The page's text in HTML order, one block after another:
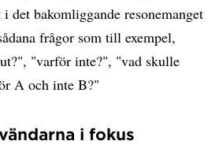
bakomliggande resonemanget
frågor som till exempel,
"varför inte?", "vad skulle
A och inte B?"
i fokus